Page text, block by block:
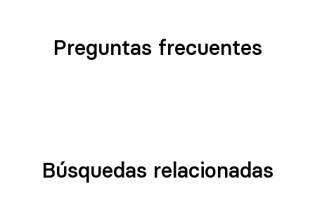
Preguntas frecuentes
Búsquedas relacionadas